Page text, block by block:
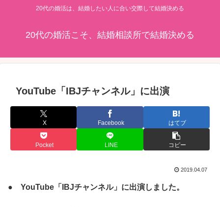
20代の婚活は、結婚したい人に合い交際して結婚決める
20代の婚活こそ、結婚相談所で結婚決める
YouTube「IBJチャンネル」に出演
X Facebook はてブ
Pocket LINE コピー
2019.04.07
● YouTube「IBJチャンネル」に出演しました。